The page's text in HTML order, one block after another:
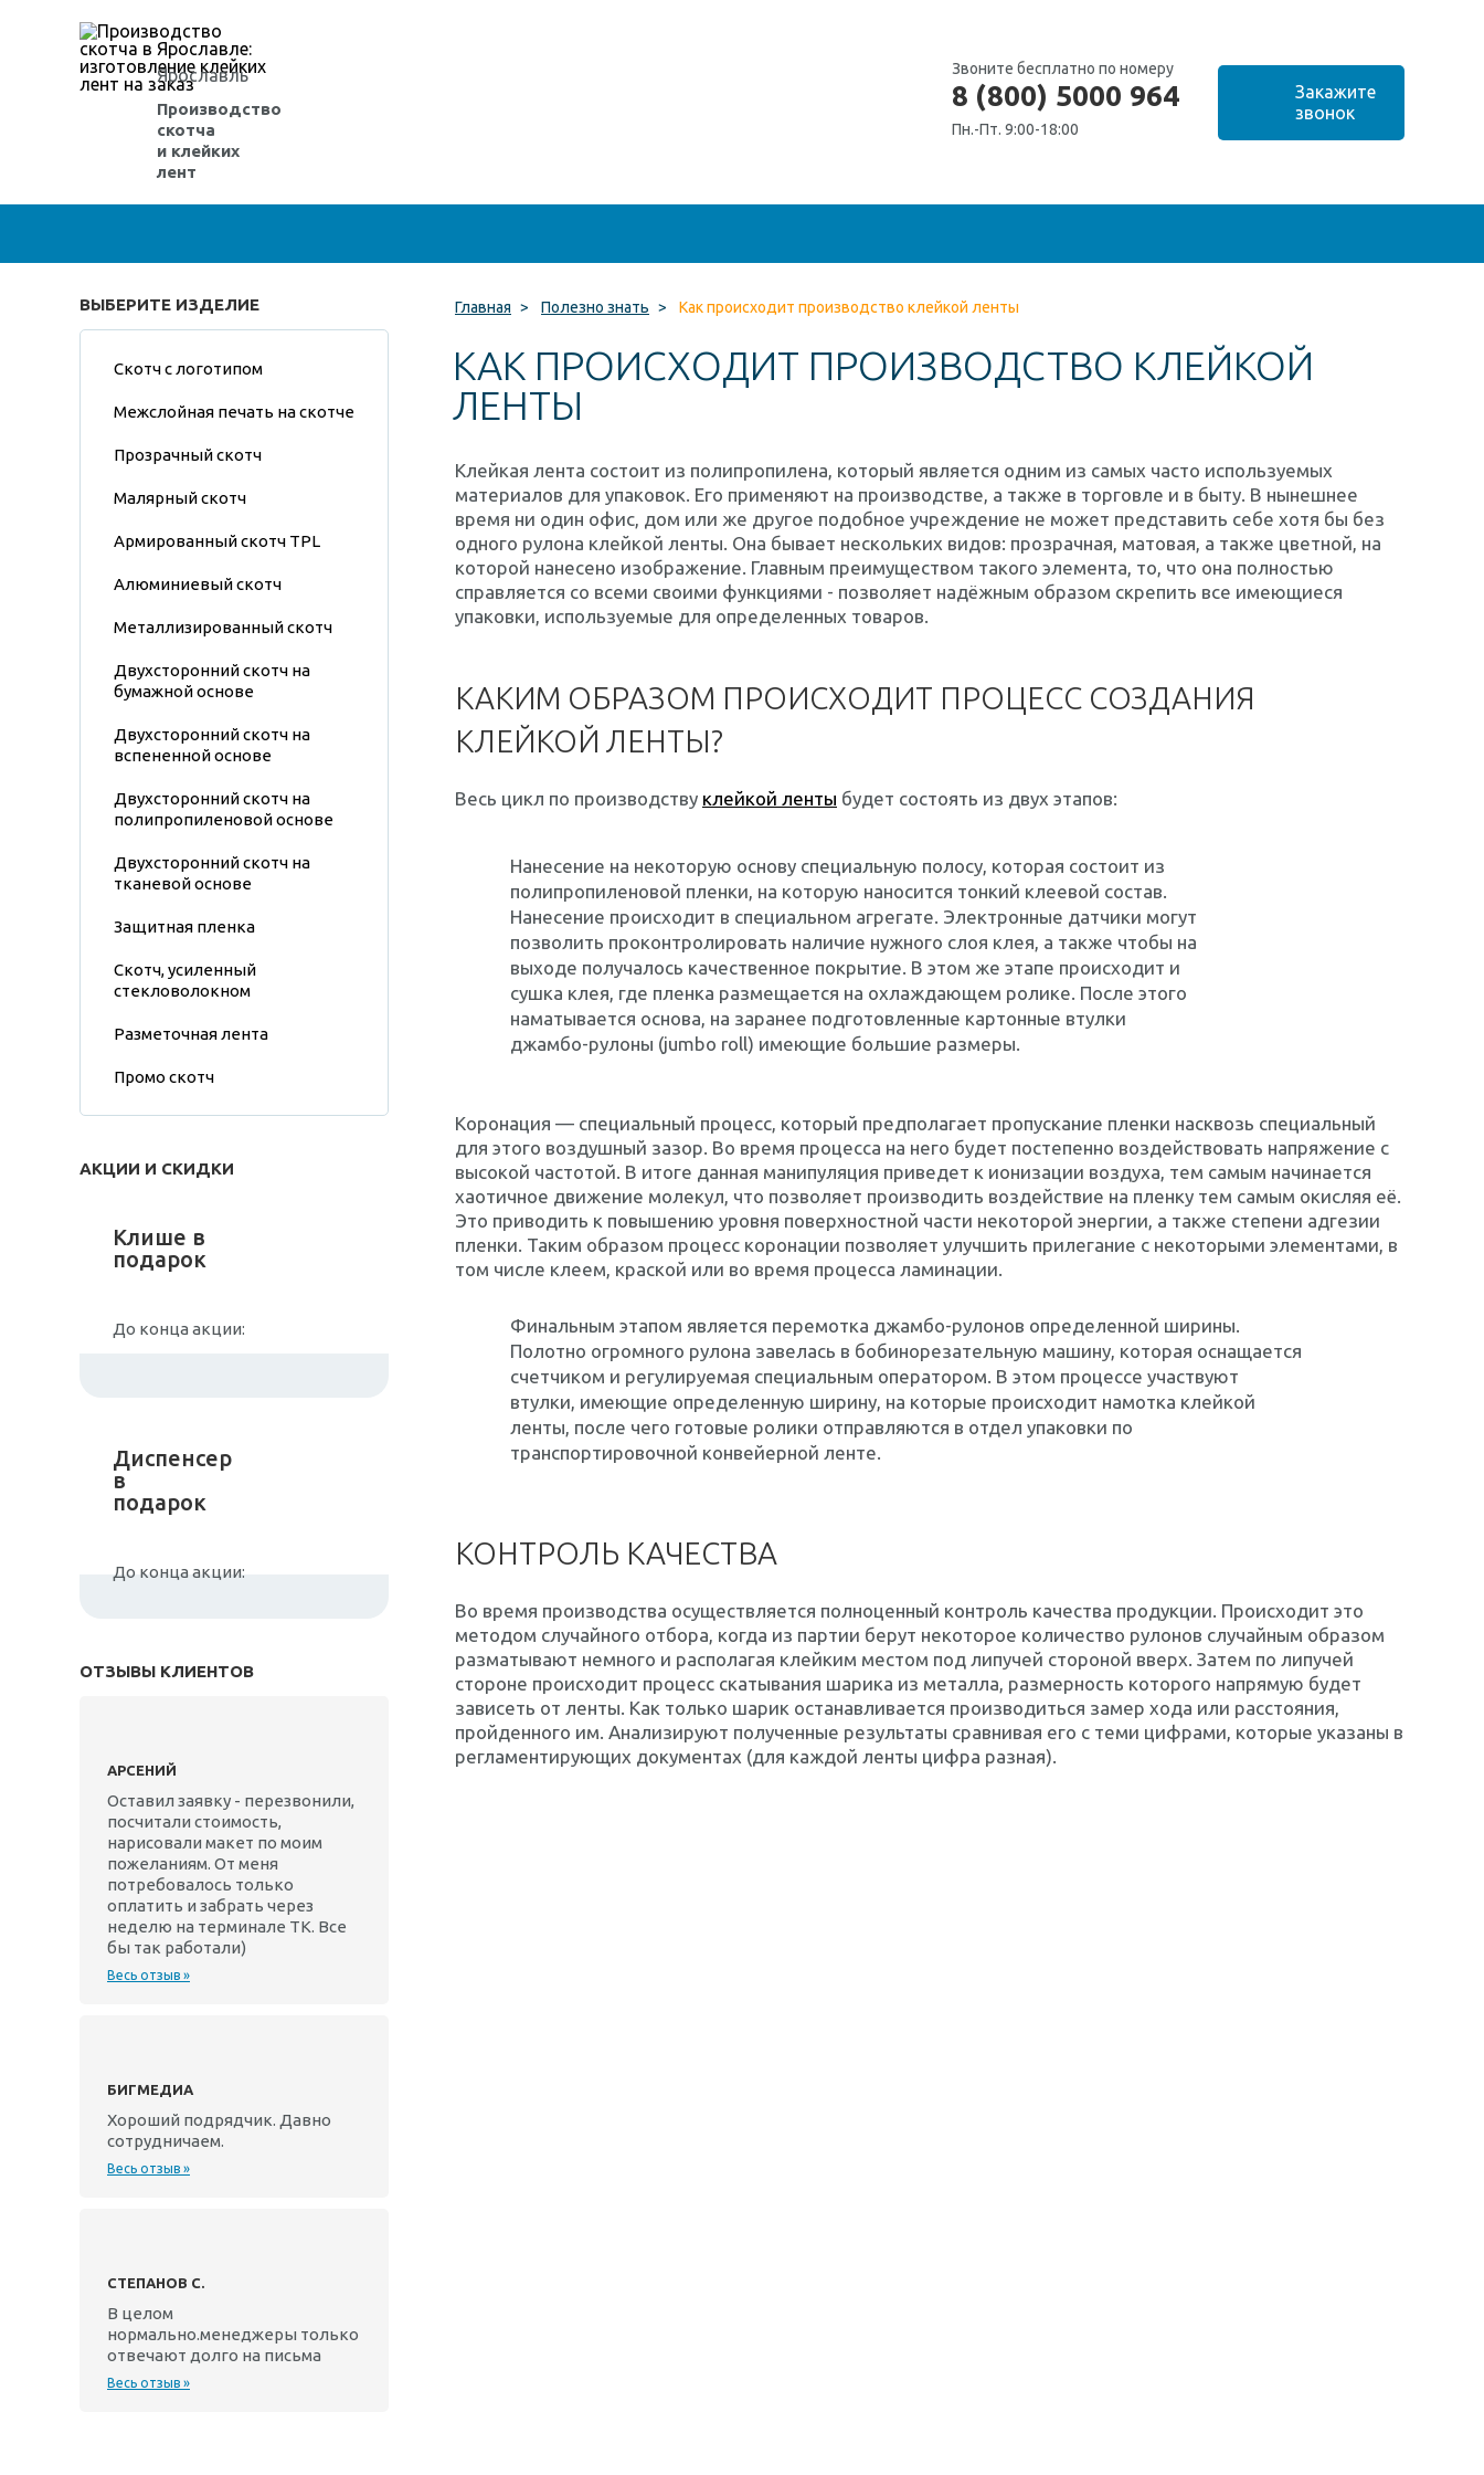
Ярославль
Производство
скотча
и клейких
лент
Звоните бесплатно по номеру
8 (800) 5000 964
Пн.-Пт. 9:00-18:00
ВЫБЕРИТЕ ИЗДЕЛИЕ
Скотч с логотипом
Межслойная печать на скотче
Прозрачный скотч
Малярный скотч
Армированный скотч TPL
Алюминиевый скотч
Металлизированный скотч
Двухсторонний скотч на
бумажной основе
Двухсторонний скотч на
вспененной основе
Двухсторонний скотч на
полипропиленовой основе
Двухсторонний скотч на
тканевой основе
Защитная пленка
Скотч, усиленный
стекловолокном
Разметочная лента
Промо скотч
АКЦИИ И СКИДКИ
Клише в
подарок
До конца акции:
Диспенсер
в
подарок
До конца акции:
ОТЗЫВЫ КЛИЕНТОВ
АРСЕНИЙ
Оставил заявку - перезвонили,
посчитали стоимость,
нарисовали макет по моим
пожеланиям. От меня
потребовалось только
оплатить и забрать через
неделю на терминале ТК. Все
бы так работали)
Весь отзыв »
БИГМЕДИА
Хороший подрядчик. Давно
сотрудничаем.
Весь отзыв »
СТЕПАНОВ С.
В целом
нормально.менеджеры только
отвечают долго на письма
Весь отзыв »
Главная > Полезно знать > Как происходит производство клейкой ленты
КАК ПРОИСХОДИТ ПРОИЗВОДСТВО КЛЕЙКОЙ
ЛЕНТЫ
Клейкая лента состоит из полипропилена, который является одним из самых часто используемых
материалов для упаковок. Его применяют на производстве, а также в торговле и в быту. В нынешнее
время ни один офис, дом или же другое подобное учреждение не может представить себе хотя бы без
одного рулона клейкой ленты. Она бывает нескольких видов: прозрачная, матовая, а также цветной, на
которой нанесено изображение. Главным преимуществом такого элемента, то, что она полностью
справляется со всеми своими функциями - позволяет надёжным образом скрепить все имеющиеся
упаковки, используемые для определенных товаров.
КАКИМ ОБРАЗОМ ПРОИСХОДИТ ПРОЦЕСС СОЗДАНИЯ
КЛЕЙКОЙ ЛЕНТЫ?
Весь цикл по производству клейкой ленты будет состоять из двух этапов:
Нанесение на некоторую основу специальную полосу, которая состоит из
полипропиленовой пленки, на которую наносится тонкий клеевой состав.
Нанесение происходит в специальном агрегате. Электронные датчики могут
позволить проконтролировать наличие нужного слоя клея, а также чтобы на
выходе получалось качественное покрытие. В этом же этапе происходит и
сушка клея, где пленка размещается на охлаждающем ролике. После этого
наматывается основа, на заранее подготовленные картонные втулки
джамбо-рулоны (jumbo roll) имеющие большие размеры.
Коронация — специальный процесс, который предполагает пропускание пленки насквозь специальный
для этого воздушный зазор. Во время процесса на него будет постепенно воздействовать напряжение с
высокой частотой. В итоге данная манипуляция приведет к ионизации воздуха, тем самым начинается
хаотичное движение молекул, что позволяет производить воздействие на пленку тем самым окисляя её.
Это приводить к повышению уровня поверхностной части некоторой энергии, а также степени адгезии
пленки. Таким образом процесс коронации позволяет улучшить прилегание с некоторыми элементами, в
том числе клеем, краской или во время процесса ламинации.
Финальным этапом является перемотка джамбо-рулонов определенной ширины.
Полотно огромного рулона завелась в бобинорезательную машину, которая оснащается
счетчиком и регулируемая специальным оператором. В этом процессе участвуют
втулки, имеющие определенную ширину, на которые происходит намотка клейкой
ленты, после чего готовые ролики отправляются в отдел упаковки по
транспортировочной конвейерной ленте.
КОНТРОЛЬ КАЧЕСТВА
Во время производства осуществляется полноценный контроль качества продукции. Происходит это
методом случайного отбора, когда из партии берут некоторое количество рулонов случайным образом
разматывают немного и располагая клейким местом под липучей стороной вверх. Затем по липучей
стороне происходит процесс скатывания шарика из металла, размерность которого напрямую будет
зависеть от ленты. Как только шарик останавливается производиться замер хода или расстояния,
пройденного им. Анализируют полученные результаты сравнивая его с теми цифрами, которые указаны в
регламентирующих документах (для каждой ленты цифра разная).